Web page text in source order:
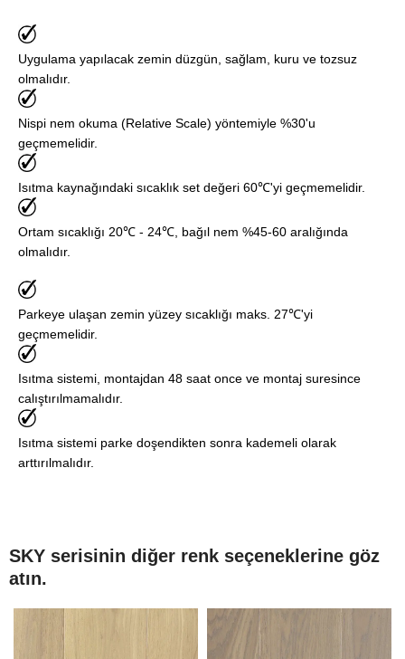
Uygulama yapılacak zemin düzgün, sağlam, kuru ve tozsuz
olmalıdır.
Nispi nem okuma (Relative Scale) yöntemiyle %30'u
geçmemelidir.
Isıtma kaynağındaki sıcaklık set değeri 60℃'yi geçmemelidir.
Ortam sıcaklığı 20℃ - 24℃, bağıl nem %45-60 aralığında
olmalıdır.
Parkeye ulaşan zemin yüzey sıcaklığı maks. 27℃'yi
geçmemelidir.
Isıtma sistemi, montajdan 48 saat once ve montaj suresince
calıştırılmamalıdır.
Isıtma sistemi parke doşendikten sonra kademeli olarak
arttırılmalıdır.
SKY serisinin diğer renk seçeneklerine göz
atın.